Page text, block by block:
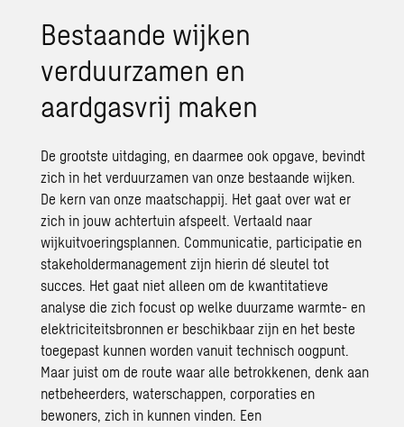
Bestaande wijken
verduurzamen en
aardgasvrij maken
De grootste uitdaging, en daarmee ook opgave, bevindt
zich in het verduurzamen van onze bestaande wijken.
De kern van onze maatschappij. Het gaat over wat er
zich in jouw achtertuin afspeelt. Vertaald naar
wijkuitvoeringsplannen. Communicatie, participatie en
stakeholdermanagement zijn hierin dé sleutel tot
succes. Het gaat niet alleen om de kwantitatieve
analyse die zich focust op welkeduurzame warmte- en
elektriciteitsbronnen er beschikbaar zijn en het beste
toegepast kunnen worden vanuit technisch oogpunt.
Maar juist om de route waar alle betrokkenen, denk aan
netbeheerders, waterschappen, corporaties en
bewoners, zich in kunnen vinden. Een